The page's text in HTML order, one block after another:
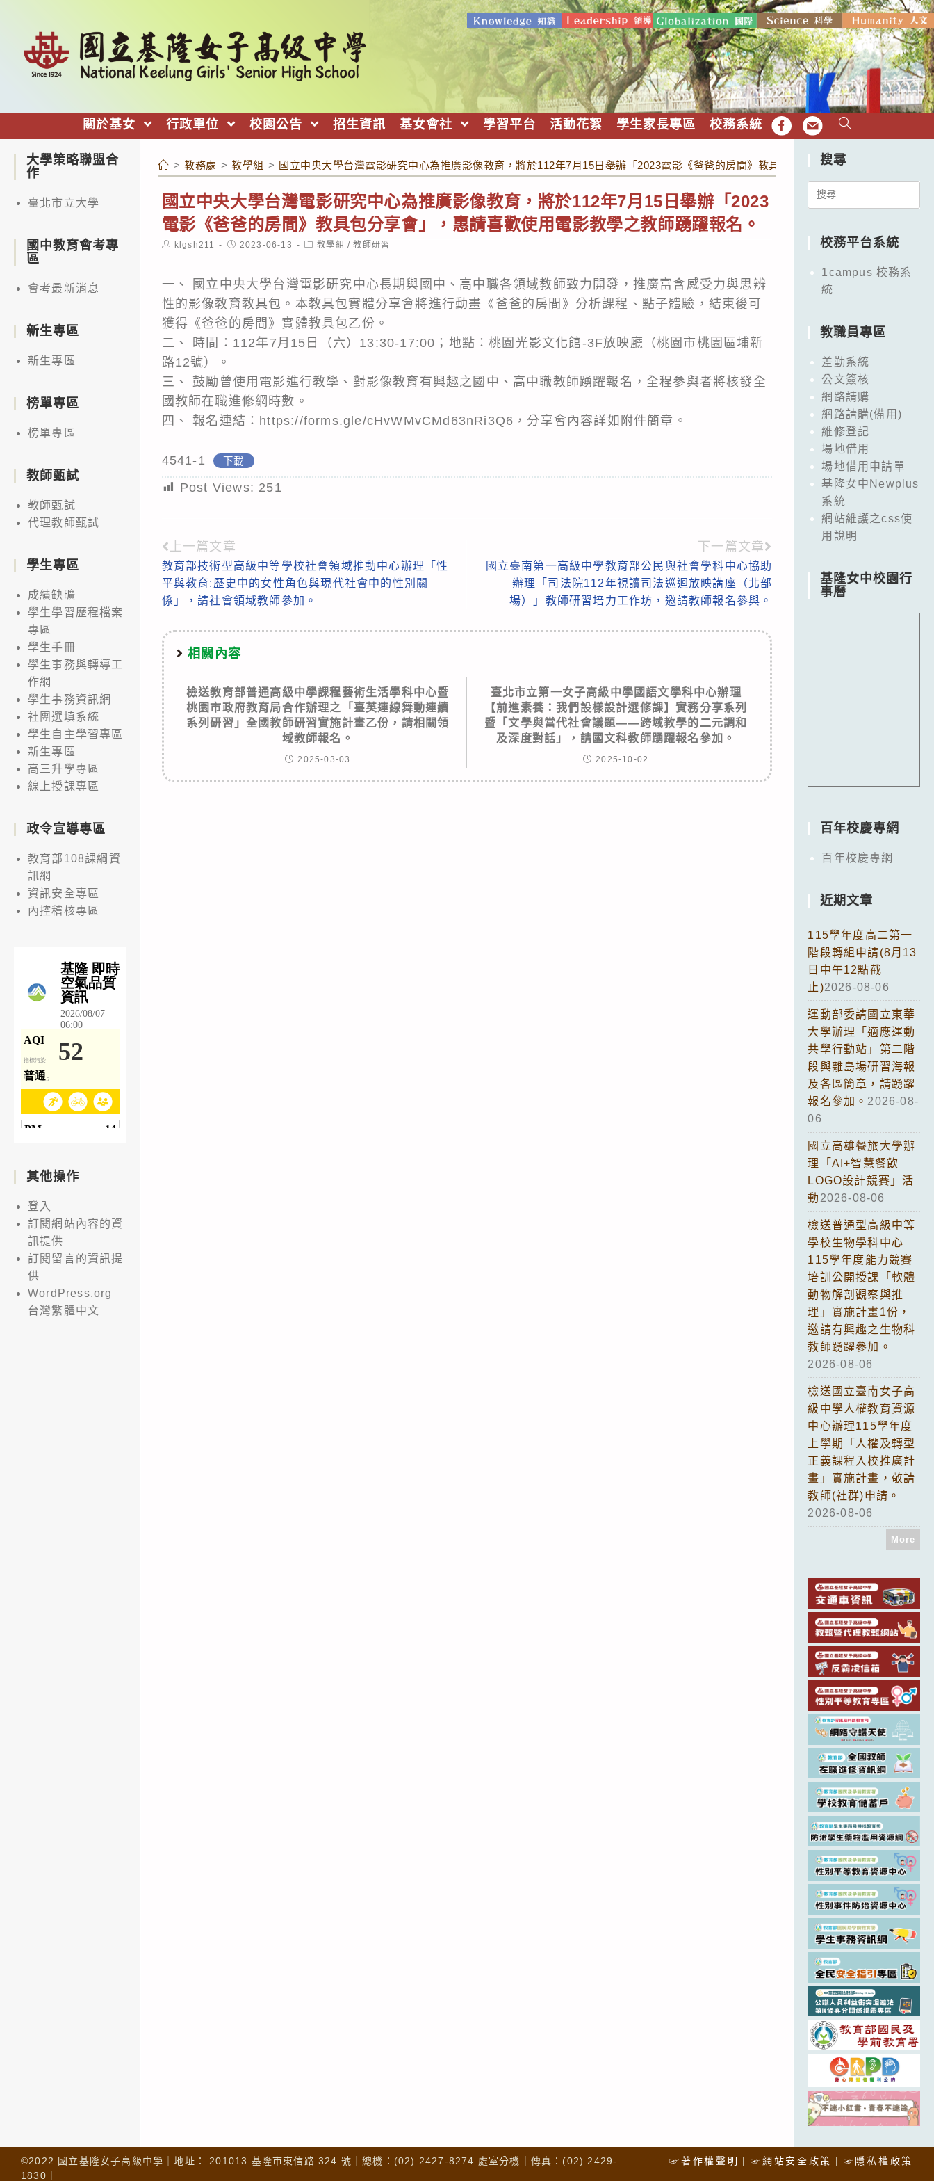
關於基女 行政單位 校園公告 招生資訊 基女會社 學習平台 活動花絮 學生家長專區 校務系統 FB EMAIL
> 教務處 > 教學組 > 國立中央大學台灣電影研究中心為推廣影像教育，將於112年7月15日舉辦「2023電影《爸爸的房間》教具包分享會」，惠請喜歡使用電
國立中央大學台灣電影研究中心為推廣影像教育，將於112年7月15日舉辦「2023
電影《爸爸的房間》教具包分享會」，惠請喜歡使用電影教學之教師踴躍報名。
Post
author:
klgsh211
Post
published:
2023-06-13
Post
category:
教學組 / 教師研習
一、 國立中央大學台灣電影研究中心長期與國中、高中職各領域教師致力開發，推廣富含感受力與思辨
性的影像教育教具包。本教具包實體分享會將進行動畫《爸爸的房間》分析課程、點子體驗，結束後可
獲得《爸爸的房間》實體教具包乙份。
二、 時間：112年7月15日（六）13:30-17:00；地點：桃園光影文化館-3F放映廳（桃園市桃園區埔新
路12號）。
三、 鼓勵曾使用電影進行教學、對影像教育有興趣之國中、高中職教師踴躍報名，全程參與者將核發全
國教師在職進修網時數。
四、 報名連結：https://forms.gle/cHvWMvCMd63nRi3Q6，分享會內容詳如附件簡章。
4541-1 下載
Post Views: 251
Read
more
articles
上一篇文章
教育部技術型高級中等學校社會領域推動中心辦理「性
平與教育:歷史中的女性角色與現代社會中的性別關
係」，請社會領域教師參加。
下一篇文章
國立臺南第一高級中學教育部公民與社會學科中心協助
辦理「司法院112年視讀司法巡迴放映講座（北部
場）」教師研習培力工作坊，邀請教師報名參與。
相關內容
檢送教育部普通高級中學課程藝術生活學科中心暨
桃園市政府教育局合作辦理之「臺英連線舞動連續
系列研習」全國教師研習實施計畫乙份，請相關領
域教師報名。
2025-03-03
臺北市立第一女子高級中學國語文學科中心辦理
【前進素養：我們設樣設計選修課】實務分享系列
暨「文學與當代社會議題——跨域教學的二元調和
及深度對話」，請國文科教師踴躍報名參加。
2025-10-02
大學策略聯盟合
作
臺北市立大學
國中教育會考專
區
會考最新消息
新生專區
新生專區
榜單專區
榜單專區
教師甄試
教師甄試
代理教師甄試
學生專區
成績缺曠
學生學習歷程檔案
專區
學生手冊
學生事務與轉導工
作網
學生事務資訊網
社團選填系統
學生自主學習專區
新生專區
高三升學專區
線上授課專區
政令宣導專區
教育部108課綱資
訊網
資訊安全專區
內控稽核專區
其他操作
登入
訂閱網站內容的資
訊提供
訂閱留言的資訊提
供
WordPress.org
台灣繁體中文
搜尋
Search
校務平台系統
1campus 校務系
統
教職員專區
差勤系統
公文簽核
網路請購
網路請購(備用)
維修登記
場地借用
場地借用申請單
基隆女中Newplus
系統
網站維護之css使
用說明
基隆女中校園行
事曆
百年校慶專網
百年校慶專網
近期文章
115學年度高二第一
階段轉組申請(8月13
日中午12點截
止)2026-08-06
運動部委請國立東華
大學辦理「適應運動
共學行動站」第二階
段與離島場研習海報
及各區簡章，請踴躍
報名參加。 2026-08-
06
國立高雄餐旅大學辦
理「AI+智慧餐飲
LOGO設計競賽」活
動 2026-08-06
檢送普通型高級中等
學校生物學科中心
115學年度能力競賽
培訓公開授課「軟體
動物解剖觀察與推
理」實施計畫1份，
邀請有興趣之生物科
教師踴躍參加。
2026-08-06
檢送國立臺南女子高
級中學人權教育資源
中心辦理115學年度
上學期「人權及轉型
正義課程入校推廣計
畫」實施計畫，敬請
教師(社群)申請。
2026-08-06
More
☞著作權聲明 ☞網站安全政策 ☞隱私權政策
©2022 國立基隆女子高級中學｜地址： 201013 基隆市東信路 324 號｜總機：(02) 2427-8274 處室分機｜傳真：(02) 2429-
1830｜